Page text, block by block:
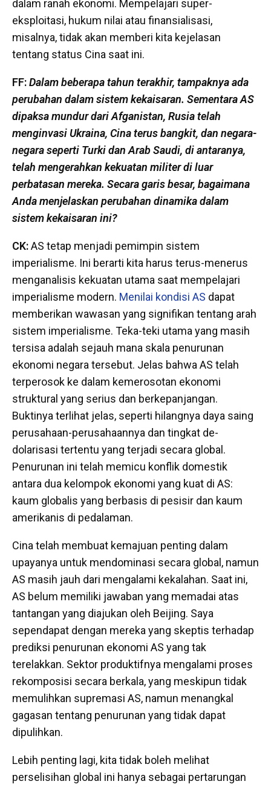
dalam ranah ekonomi. Mempelajari super-
eksploitasi, hukum nilai atau finansialisasi,
misalnya, tidak akan memberi kita kejelasan
tentang status Cina saat ini.
FF:Dalam beberapa tahun terakhir, tampaknya ada
perubahan dalam sistem kekaisaran. Sementara AS
dipaksa mundur dari Afganistan, Rusia telah
menginvasi Ukraina, Cina terus bangkit, dan negara-
negara seperti Turki dan Arab Saudi, di antaranya,
telah mengerahkan kekuatan militer di luar
perbatasan mereka. Secara garis besar, bagaimana
Anda menjelaskan perubahan dinamika dalam
sistem kekaisaran ini?
CK:AS tetap menjadi pemimpin sistem
imperialisme. Ini berarti kita harus terus-menerus
menganalisis kekuatan utama saat mempelajari
imperialisme modern. Menilai kondisi AS dapat
memberikan wawasan yang signifikan tentang arah
sistem imperialisme. Teka-teki utama yang masih
tersisa adalah sejauh mana skala penurunan
ekonomi negara tersebut. Jelas bahwa AS telah
terperosok ke dalam kemerosotan ekonomi
struktural yang serius dan berkepanjangan.
Buktinya terlihat jelas, seperti hilangnya daya saing
perusahaan-perusahaannya dan tingkat de-
dolarisasi tertentu yang terjadi secara global.
Penurunan ini telah memicu konflik domestik
antara dua kelompok ekonomi yang kuat di AS:
kaum globalis yang berbasis di pesisir dan kaum
amerikanis di pedalaman.
Cina telah membuat kemajuan penting dalam
upayanya untuk mendominasi secara global, namun
AS masih jauh dari mengalami kekalahan. Saat ini,
AS belum memiliki jawaban yang memadai atas
tantangan yang diajukan oleh Beijing. Saya
sependapat dengan mereka yang skeptis terhadap
prediksi penurunan ekonomi AS yang tak
terelakkan. Sektor produktifnya mengalami proses
rekomposisi secara berkala, yang meskipun tidak
memulihkan supremasi AS, namun menangkal
gagasan tentang penurunan yang tidak dapat
dipulihkan.
Lebih penting lagi, kita tidak boleh melihat
perselisihan global ini hanya sebagai pertarungan